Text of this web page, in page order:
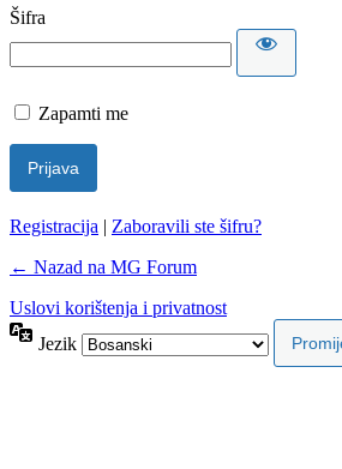
Šifra
Zapamti me
Registracija | Zaboravili ste šifru?
← Nazad na MG Forum
Uslovi korištenja i privatnost
Jezik